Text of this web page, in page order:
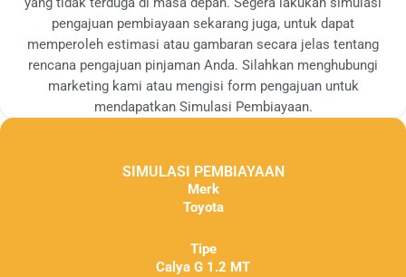
pengajuan pembiayaan sekarang juga, untuk dapat
memperoleh estimasi atau gambaran secara jelas tentang
rencana pengajuan pinjaman Anda. Silahkan menghubungi
marketing kami atau mengisi form pengajuan untuk
mendapatkan Simulasi Pembiayaan.
SIMULASI PEMBIAYAAN
Merk
Toyota
Tipe
Calya G 1.2 MT